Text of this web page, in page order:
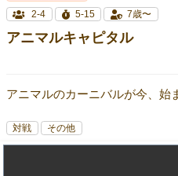
2-4
5-15 7歳〜
アニマルキャピタル
アニマルのカーニバルが今、始
対戦 その他